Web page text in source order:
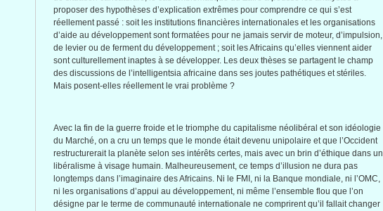
proposer des hypothèses d’explication extrêmes pour comprendre ce qui s’est
réellement passé : soitles institutions financières internationales et les organisations
d’aide au développement sont formatées pour ne jamais servir de moteur, d’impulsion,
de levier ou de ferment du développement; soitlesAfricains qu’elles viennent aider
sont culturellement inaptes à se développer. Les deux thèses se partagentle champ
des discussions de l’intelligentsia africaine dans ses joutes pathétiques etstériles.
Mais posent-elles réellementle vrai problème ?
Avec la fin de la guerre froide et le triomphe du capitalisme néolibéral et son idéologie
du Marché, on a cru un temps que le monde était devenu unipolaire etque l’Occident
restructureraitla planète selon ses intérêts certes, mais avec un brin d’éthique dans un
libéralisme à visage humain. Malheureusement, ce temps d’illusion ne dura pas
longtemps dans l’imaginaire desAfricains. Ni le FMI , ni la Banque mondiale, ni l’OMC,
ni les organisations d’appui au développement, ni même l’ensemble flou que l’on
désigne par le terme de communauté internationale ne comprirent qu’il fallaitchanger